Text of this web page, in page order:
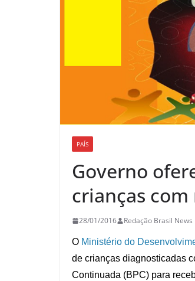
PAÍS
Governo
crianças
28/01/2016 Redação Brasil News
O Ministério do
de crianças diagnosticadas
Continuada (BPC) para